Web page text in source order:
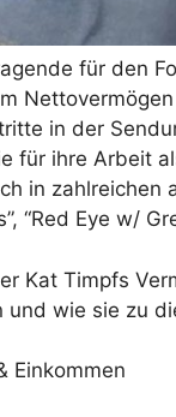
für den
in der
für ihre Arbeit
in
“Red Eye w/
Kat Timpfs
und wie sie zu
Einkommen